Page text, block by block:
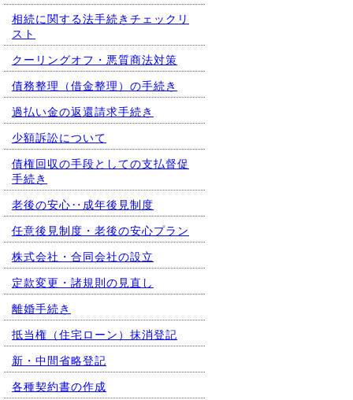
相続に関する法手続きチェックリ
スト
クーリングオフ・悪質商法対策
債務整理（借金整理）の手続き
過払い金の返還請求手続き
少額訴訟について
債権回収の手段としての支払督促
手続き
老後の安心‥成年後見制度
任意後見制度・老後の安心プラン
株式会社・合同会社の設立
定款変更・諸規則の見直し
離婚手続き
抵当権（住宅ローン）抹消登記
新・中間省略登記
各種契約書の作成